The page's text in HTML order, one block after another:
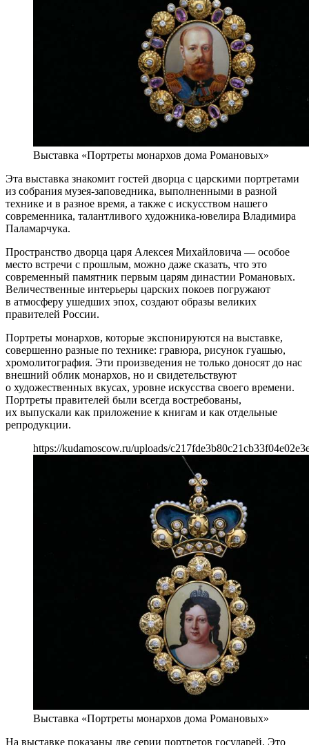
Выставка «Портреты монархов дома Романовых»
Эта выставка знакомит гостей дворца с царскими портретами
из собрания музея-заповедника, выполненными в разной
технике и в разное время, а также с искусством нашего
современника, талантливого художника-ювелира Владимира
Паламарчука.
Пространство дворца царя Алексея Михайловича — особое
место встречи с прошлым, можно даже сказать, что это
современный памятник первым царям династии Романовых.
Величественные интерьеры царских покоев погружают
в атмосферу ушедших эпох, создают образы великих
правителей России.
Портреты монархов, которые экспонируются на выставке,
совершенно разные по технике: гравюра, рисунок гуашью,
хромолитография. Эти произведения не только доносят до нас
внешний облик монархов, но и свидетельствуют
о художественных вкусах, уровне искусства своего времени.
Портреты правителей были всегда востребованы,
их выпускали как приложение к книгам и как отдельные
репродукции.
https://kudamoscow.ru/uploads/
Выставка «Портреты монархов дома Романовых»
На выставке показаны две серии портретов государей. Это